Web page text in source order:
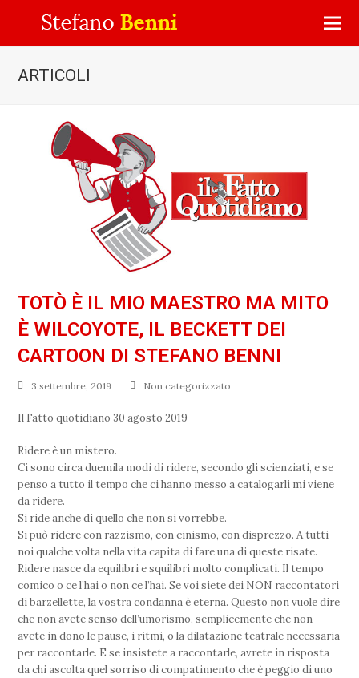
ARTICOLI
TOTÒ È IL MIO MAESTRO MA MITO
È WILCOYOTE, IL BECKETT DEI
CARTOON DI STEFANO BENNI
3 settembre, 2019 Non categorizzato
Il Fatto quotidiano 30 agosto 2019
Ridere è un mistero.
Ci sono circa duemila modi di ridere, secondo gli scienziati, e se
penso a tutto il tempo che ci hanno messo a catalogarli mi viene
da ridere.
Si ride anche di quello che non si vorrebbe.
Si può ridere con razzismo, con cinismo, con disprezzo. A tutti
noi qualche volta nella vita capita di fare una di queste risate.
Ridere nasce da equilibri e squilibri molto complicati. Il tempo
comico o ce l’hai o non ce l’hai. Se voi siete dei NON raccontatori
di barzellette, la vostra condanna è eterna. Questo non vuole dire
che non avete senso dell’umorismo, semplicemente che non
avete in dono le pause, i ritmi, o la dilatazione teatrale necessaria
per raccontarle. E se insistete a raccontarle, avrete in risposta
da chi ascolta quel sorriso di compatimento che è peggio di uno